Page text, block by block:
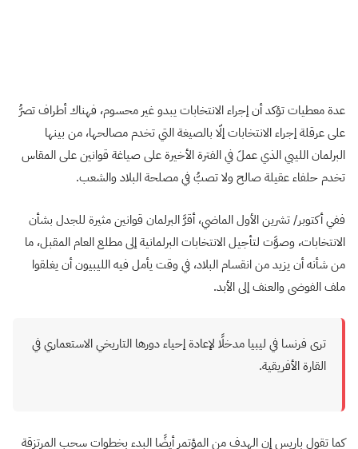
عدة معطيات تؤكد أن إجراء الانتخابات يبدو غير محسوم، فهناك أطراف تصرُّ
على عرقلة إجراء الانتخابات إلّا بالصيغة التي تخدم مصالحها، من بينها
البرلمان الليبي الذي عملَ في الفترة الأخيرة على صياغة قوانين على المقاس
تخدم حلفاء عقيلة صالح ولا تصبُّ في مصلحة البلاد والشعب.
ففي أكتوبر/ تشرين الأول الماضي، أقرَّ البرلمان قوانين مثيرة للجدل بشأن
الانتخابات، وصوَّت لتأجيل الانتخابات البرلمانية إلى مطلع العام المقبل، ما
من شأنه أن يزيد من انقسام البلاد، في وقت يأمل فيه الليبيون أن يغلقوا
ملف الفوضى والعنف إلى الأبد.
ترى فرنسا في ليبيا مدخلًا لإعادة إحياء دورها التاريخي الاستعماري في
القارة الأفريقية.
كما تقول باريس إن الهدف من المؤتمر أيضًا البدء بخطوات سحب المرتزقة